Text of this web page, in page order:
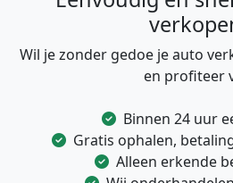
Wil je zonder gedoe je auto
en profiteer
Binnen 24 uur
Gratis ophalen,
Alleen erkende